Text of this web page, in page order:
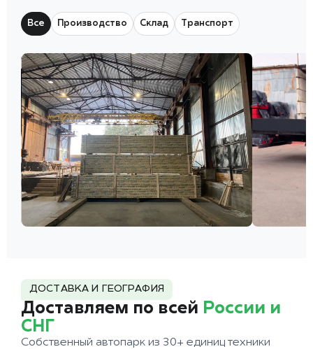
Все Производство Склад Транспорт
ДОСТАВКА И ГЕОГРАФИЯ
Доставляем по всей России и
СНГ
Собственный автопарк из 30+ единиц техники